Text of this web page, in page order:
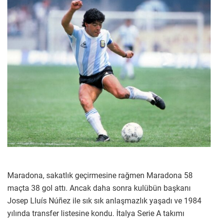
Maradona, sakatlık geçirmesine rağmen Maradona 58
maçta 38 gol attı. Ancak daha sonra kulübün başkanı
Josep Lluís Núñez ile sık sık anlaşmazlık yaşadı ve 1984
yılında transfer listesine kondu. İtalya Serie A takımı